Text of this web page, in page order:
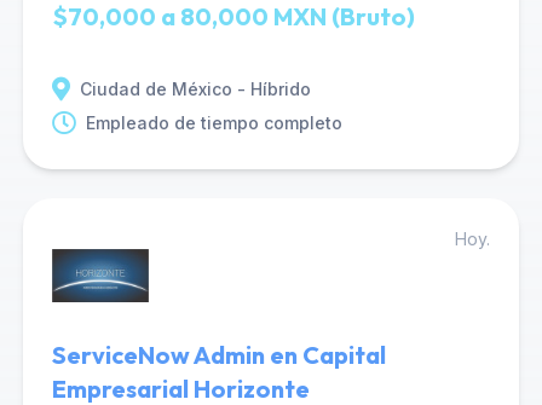
$70,000 a 80,000 MXN (Bruto)
Ciudad de México - Híbrido
Empleado de tiempo completo
Hoy.
ServiceNow Admin en Capital
Empresarial Horizonte